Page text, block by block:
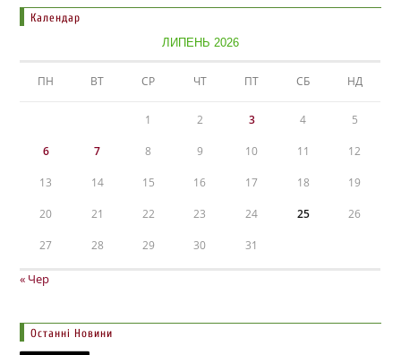
Календар
ЛИПЕНЬ 2026
ПН ВТ СР ЧТ ПТ СБ НД
1 2 3 4 5
6 7 8 9 10 11 12
13 14 15 16 17 18 19
20 21 22 23 24 25 26
27 28 29 30 31
« Чер
Останні Новини